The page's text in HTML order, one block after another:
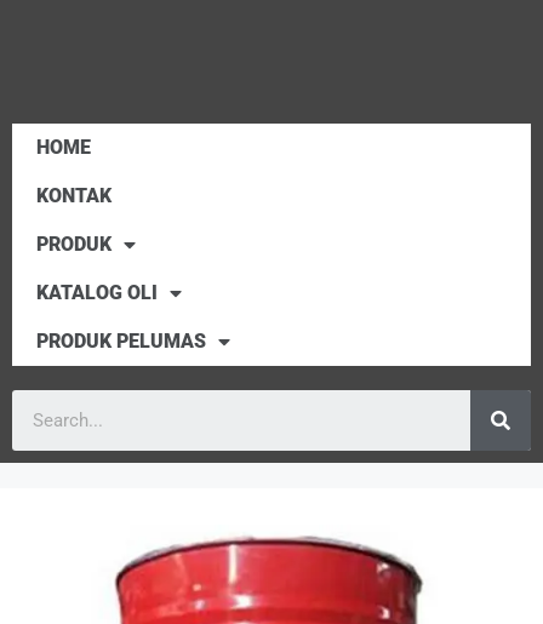
HOME
KONTAK
PRODUK
KATALOG OLI
PRODUK PELUMAS